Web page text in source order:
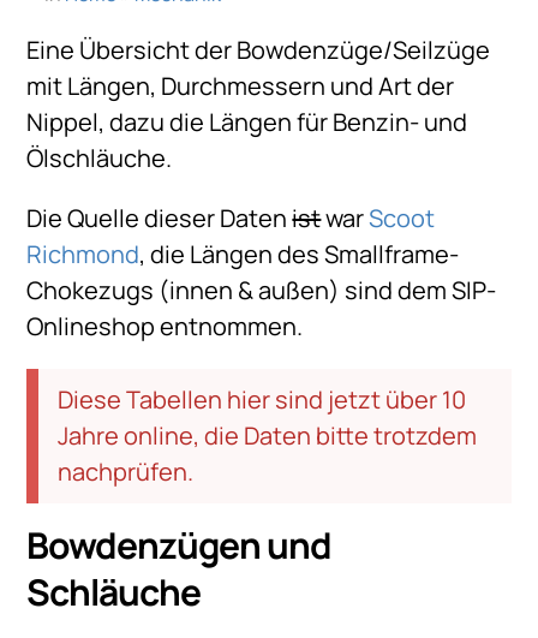
Eine Übersicht der Bowdenzüge/Seilzüge
mit Längen, Durchmessern und Art der
Nippel, dazu die Längen für Benzin- und
Ölschläuche.
Die Quelle dieser DatenistwarScoot
Richmond, die Längen des Smallframe-
Chokezugs (innen & außen) sind dem SIP-
Onlineshop entnommen.
Diese Tabellen hier sind jetzt über 10
Jahre online, die Daten bitte trotzdem
nachprüfen.
Bowdenzügen und
Schläuche